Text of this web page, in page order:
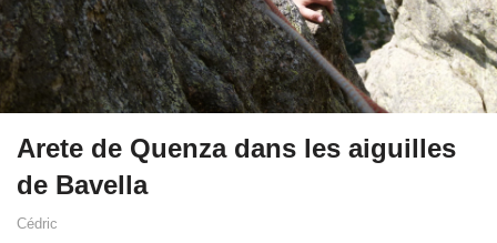
Arete de Quenza dans les aiguilles
de Bavella
Cédric